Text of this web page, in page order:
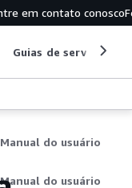
em contato conosco
Guias de serviço
Manual do usuário
Manual do usuário